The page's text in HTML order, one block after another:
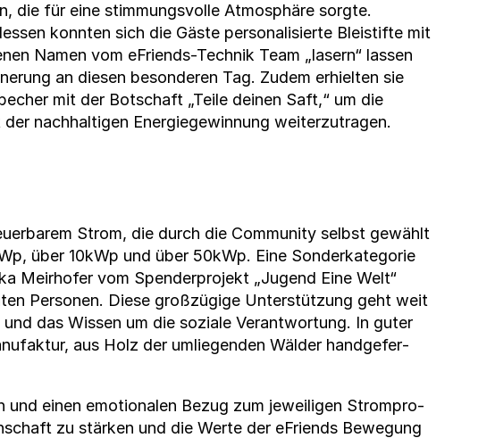
die für eine stim­mungsvolle Atmo­sphäre sorgte.
kon­nten sich die Gäste per­son­al­isierte Bleis­tifte mit
Namen vom eFriends-Tech­nik Team „lasern“ lassen
an diesen beson­deren Tag. Zudem erhiel­ten sie
mit der Botschaft „Teile deinen Saft,“ um die
nach­halti­gen Energiegewin­nung weit­erzu­tra­gen.
Strom, die durch die Com­mu­ni­ty selb­st gewählt
über 10kWp und über 50kWp. Eine Son­derkat­e­gorie
Meirhofer vom Spender­pro­jekt „Jugend Eine Welt“
Per­so­n­en. Diese großzügige Unter­stützung geht weit
das Wis­sen um die soziale Ver­ant­wor­tung. In guter
aus Holz der umliegen­den Wälder handge­fer­
und einen emo­tionalen Bezug zum jew­eili­gen Strompro­
zu stärken und die Werte der eFriends Bewe­gung